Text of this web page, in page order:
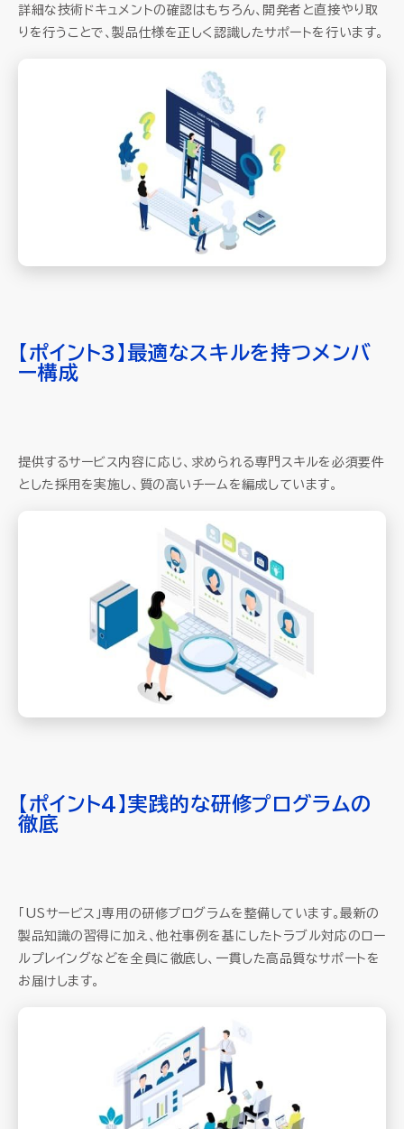
詳細な技術ドキュメントの確認はもちろん、開発者と直接やり取
りを行うことで、製品仕様を正しく認識したサポートを行います。
【ポイント3】最適なスキルを持つメンバ
ー構成
提供するサービス内容に応じ、求められる専門スキルを必須要件
とした採用を実施し、質の高いチームを編成しています。
【ポイント4】実践的な研修プログラムの
徹底
「USサービス」専用の研修プログラムを整備しています。最新の
製品知識の習得に加え、他社事例を基にしたトラブル対応のロー
ルプレイングなどを全員に徹底し、一貫した高品質なサポートを
お届けします。